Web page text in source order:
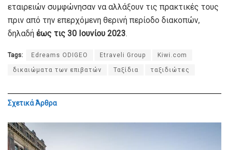
εταιρειών συμφώνησαν να αλλάξουν τις πρακτικές τους
πριν από την επερχόμενη θερινή περίοδο διακοπών,
δηλαδή έως τις 30 Ιουνίου 2023.
Tags: Edreams ODIGEO Etraveli Group Kiwi.com
δικαιώματα των επιβατών Ταξίδια ταξιδιώτες
ΣχετικάΆρθρα